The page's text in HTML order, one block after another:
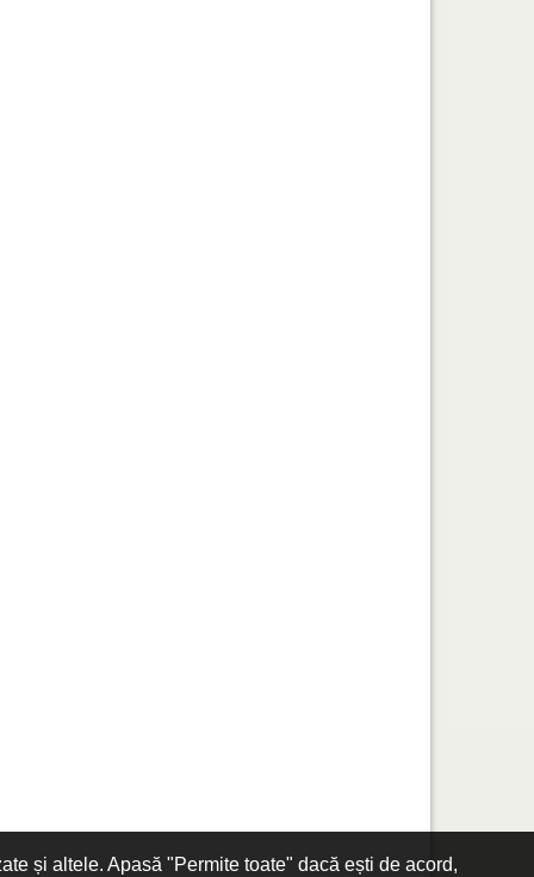
și altele. Apasă "Permite toate" dacă ești de acord,